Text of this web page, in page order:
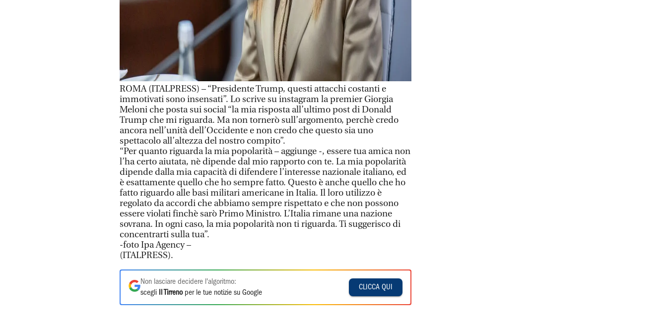
ROMA (ITALPRESS) – “Presidente Trump, questi attacchi costanti e
immotivati sono insensati”. Lo scrive su instagram la premier Giorgia
Meloni che posta sui social “la mia risposta all’ultimo post di Donald
Trump che mi riguarda. Ma non tornerò sull’argomento, perchè credo
ancora nell’unità dell’Occidente e non credo che questo sia uno
spettacolo all’altezza del nostro compito”.
“Per quanto riguarda la mia popolarità – aggiunge -, essere tua amica non
l’ha certo aiutata, nè dipende dal mio rapporto con te. La mia popolarità
dipende dalla mia capacità di difendere l’interesse nazionale italiano, ed
è esattamente quello che ho sempre fatto. Questo è anche quello che ho
fatto riguardo alle basi militari americane in Italia. Il loro utilizzo è
regolato da accordi che abbiamo sempre rispettato e che non possono
essere violati finchè sarò Primo Ministro. L’Italia rimane una nazione
sovrana. In ogni caso, la mia popolarità non ti riguarda. Ti suggerisco di
concentrarti sulla tua”.
-foto Ipa Agency –
(ITALPRESS).
Non lasciare decidere l'algoritmo:
scegli
Il Tirrenoper le tue notizie su Google
CLICCA QUI